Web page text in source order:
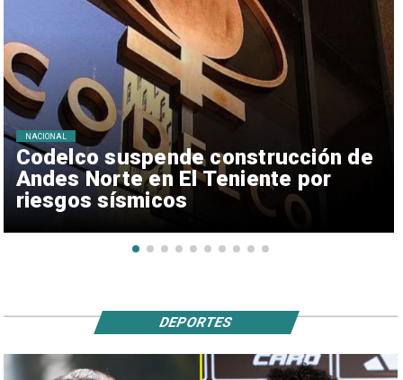
Codelco suspende construcción de
Andes Norte en El Teniente por
riesgos sísmicos
NACIONAL
DEPORTES